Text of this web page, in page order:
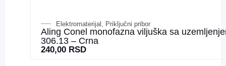
Elektromaterijal Priključni pribor
Aling Conel monofazna viljuška sa
306.13 – Crna
240,00 RSD